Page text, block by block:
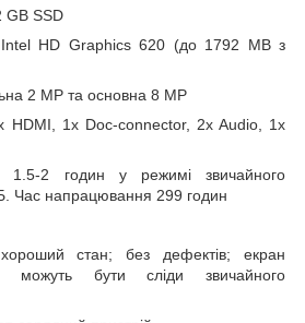
GB SSD
Intel HD Graphics 620 (до 1792 MB з
2 MP та основна 8 MP
HDMI, 1x Doc-connector, 2x Audio, 1x
2 годин у режимі звичайного
Час напрацювання 299 годин
стан; без дефектів; екран
можуть бути сліди звичайного